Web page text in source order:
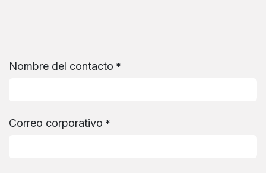
Nombre del contacto *
Correo corporativo *